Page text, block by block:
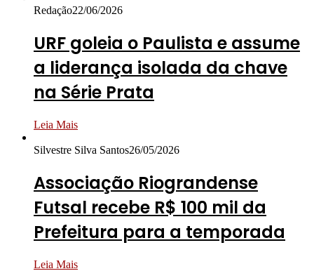
Redação22/06/2026
URF goleia o Paulista e assume
a liderança isolada da chave
na Série Prata
Leia Mais
Silvestre Silva Santos26/05/2026
Associação Riograndense
Futsal recebe R$ 100 mil da
Prefeitura para a temporada
Leia Mais